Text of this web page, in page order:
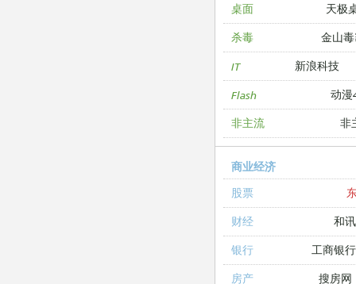
桌面 天极
杀毒 金山
IT 新浪科技
Flash 动漫
非主流 非
商业经济
股票
财经 和
银行 工商银行
房产 搜房网